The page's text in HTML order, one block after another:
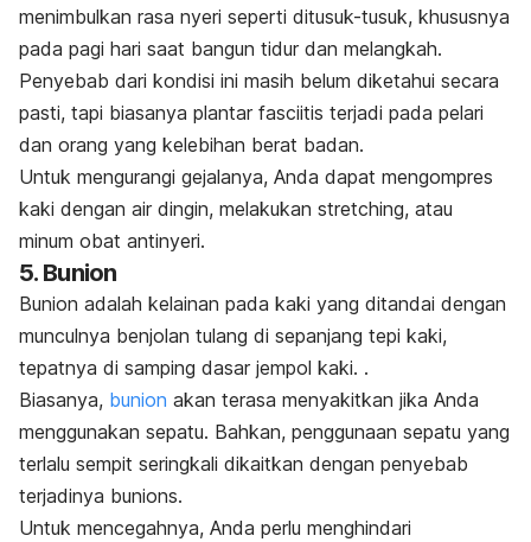
menimbulkan rasa nyeri seperti ditusuk-tusuk, khususnya
pada pagi hari saat bangun tidur dan melangkah.
Penyebab dari kondisi ini masih belum diketahui secara
pasti, tapi biasanya plantar fasciitis terjadi pada pelari
dan orang yang kelebihan berat badan.
Untuk mengurangi gejalanya, Anda dapat mengompres
kaki dengan air dingin, melakukan stretching, atau
minum obat antinyeri.
5. Bunion
Bunion adalah kelainan pada kaki yang ditandai dengan
munculnya benjolan tulang di sepanjang tepi kaki,
tepatnya di samping dasar jempol kaki. .
Biasanya, bunion akan terasa menyakitkan jika Anda
menggunakan sepatu. Bahkan, penggunaan sepatu yang
terlalu sempit seringkali dikaitkan dengan penyebab
terjadinya bunions.
Untuk mencegahnya, Anda perlu menghindari